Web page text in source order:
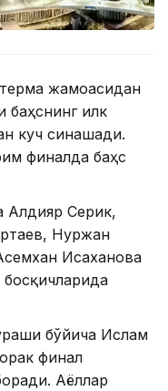
терма жамоасидан
баҳснинг илк
куч синашади.
финалда баҳс
Алдияр Серик,
Нуржан
Исаханова
бўйича Ислам
финал
Аёллар